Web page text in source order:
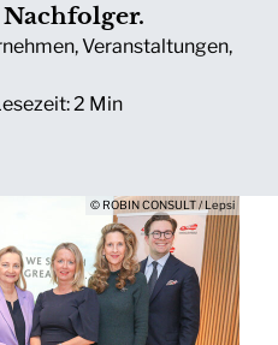
,Veranstaltungen,
2 Min
© ROBIN CONSULT / Lepsi